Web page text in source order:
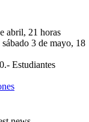
abril, 21 horas
3 de mayo, 18
Estudiantes